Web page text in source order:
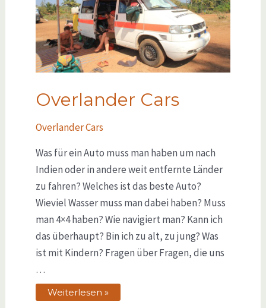
Overlander Cars
Overlander Cars
Was für ein Auto muss man haben um nach
Indien oder in andere weit entfernte Länder
zu fahren? Welches ist das beste Auto?
Wieviel Wasser muss man dabei haben? Muss
man 4×4 haben? Wie navigiert man? Kann ich
das überhaupt? Bin ich zu alt, zu jung? Was
ist mit Kindern? Fragen über Fragen, die uns
…
Weiterlesen »